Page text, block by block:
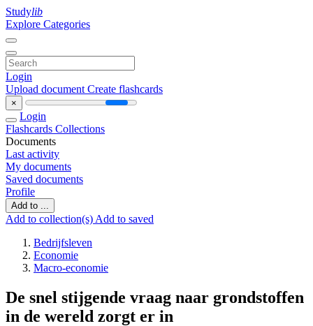
Studylib
Explore Categories
Login
Upload document Create flashcards
×
Login
Flashcards Collections
Documents
Last activity
My documents
Saved documents
Profile
Add to ...
Add to collection(s) Add to saved
Bedrijfsleven
Economie
Macro-economie
De snel stijgende vraag naar grondstoffen
in de wereld zorgt er in